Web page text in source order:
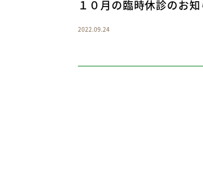
１０月の臨時休診のお
2022.09.24